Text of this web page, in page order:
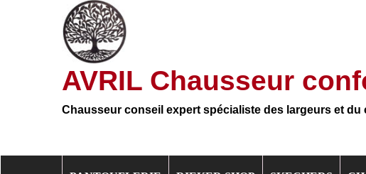
AVRIL Chausseur
Chausseur conseil expert spécialiste des largeurs et du